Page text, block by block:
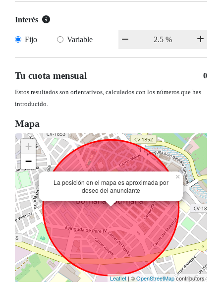
Interés
Fijo Variable
Tu cuota mensual 0
Estos resultados son orientativos, calculados con los números que has
introducido.
Mapa
La posición en el mapa es aproximada por
deseo del anunciante
×
+
−
Leaflet | ©OpenStreetMapcontributors